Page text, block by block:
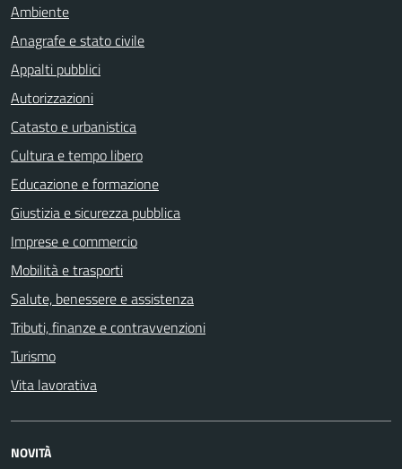
Ambiente
Anagrafe e stato civile
Appalti pubblici
Autorizzazioni
Catasto e urbanistica
Cultura e tempo libero
Educazione e formazione
Giustizia e sicurezza pubblica
Imprese e commercio
Mobilità e trasporti
Salute, benessere e assistenza
Tributi, finanze e contravvenzioni
Turismo
Vita lavorativa
NOVITÀ